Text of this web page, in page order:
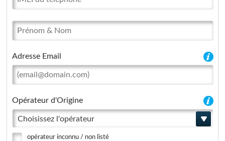
Adresse Email
Opérateur d'Origine
Choisissez l'opérateur
opérateur inconnu / non listé